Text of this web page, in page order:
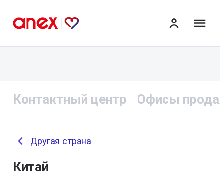
Контактный центр Офисы
Другая страна
Китай